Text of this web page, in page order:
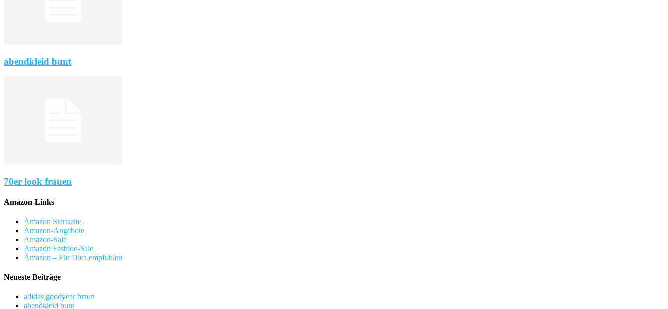
abendkleid bunt
70er look frauen
Amazon-Links
Amazon Startseite
Amazon-Angebote
Amazon-Sale
Amazon Fashion-Sale
Amazon – Für Dich empfohlen
Neueste Beiträge
adidas goodyear braun
abendkleid bunt